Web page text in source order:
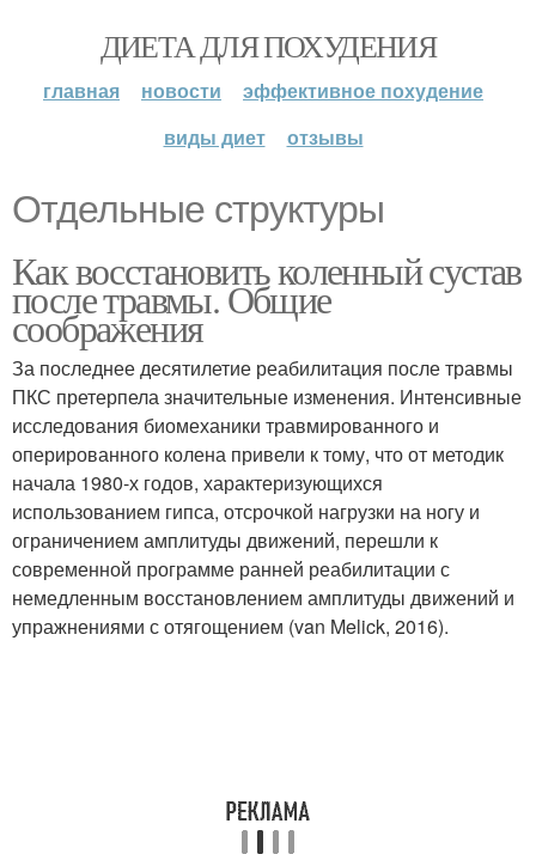
ДИЕТА ДЛЯ ПОХУДЕНИЯ
главная новости
эффективное похудение
виды диет
отзывы
Отдельные структуры
Как восстановить коленный сустав
после травмы. Общие
соображения
За последнее десятилетие реабилитация после травмы
ПКС претерпела значительные изменения. Интенсивные
исследования биомеханики травмированного и
оперированного колена привели к тому, что от методик
начала 1980-х годов, характеризующихся
использованием гипса, отсрочкой нагрузки на ногу и
ограничением амплитуды движений, перешли к
современной программе ранней реабилитации с
немедленным восстановлением амплитуды движений и
упражнениями с отягощением (van Melick, 2016).